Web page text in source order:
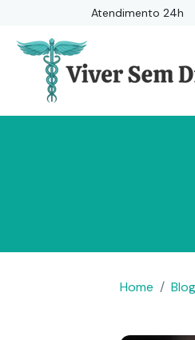
Atendimento 24h
Home Blog